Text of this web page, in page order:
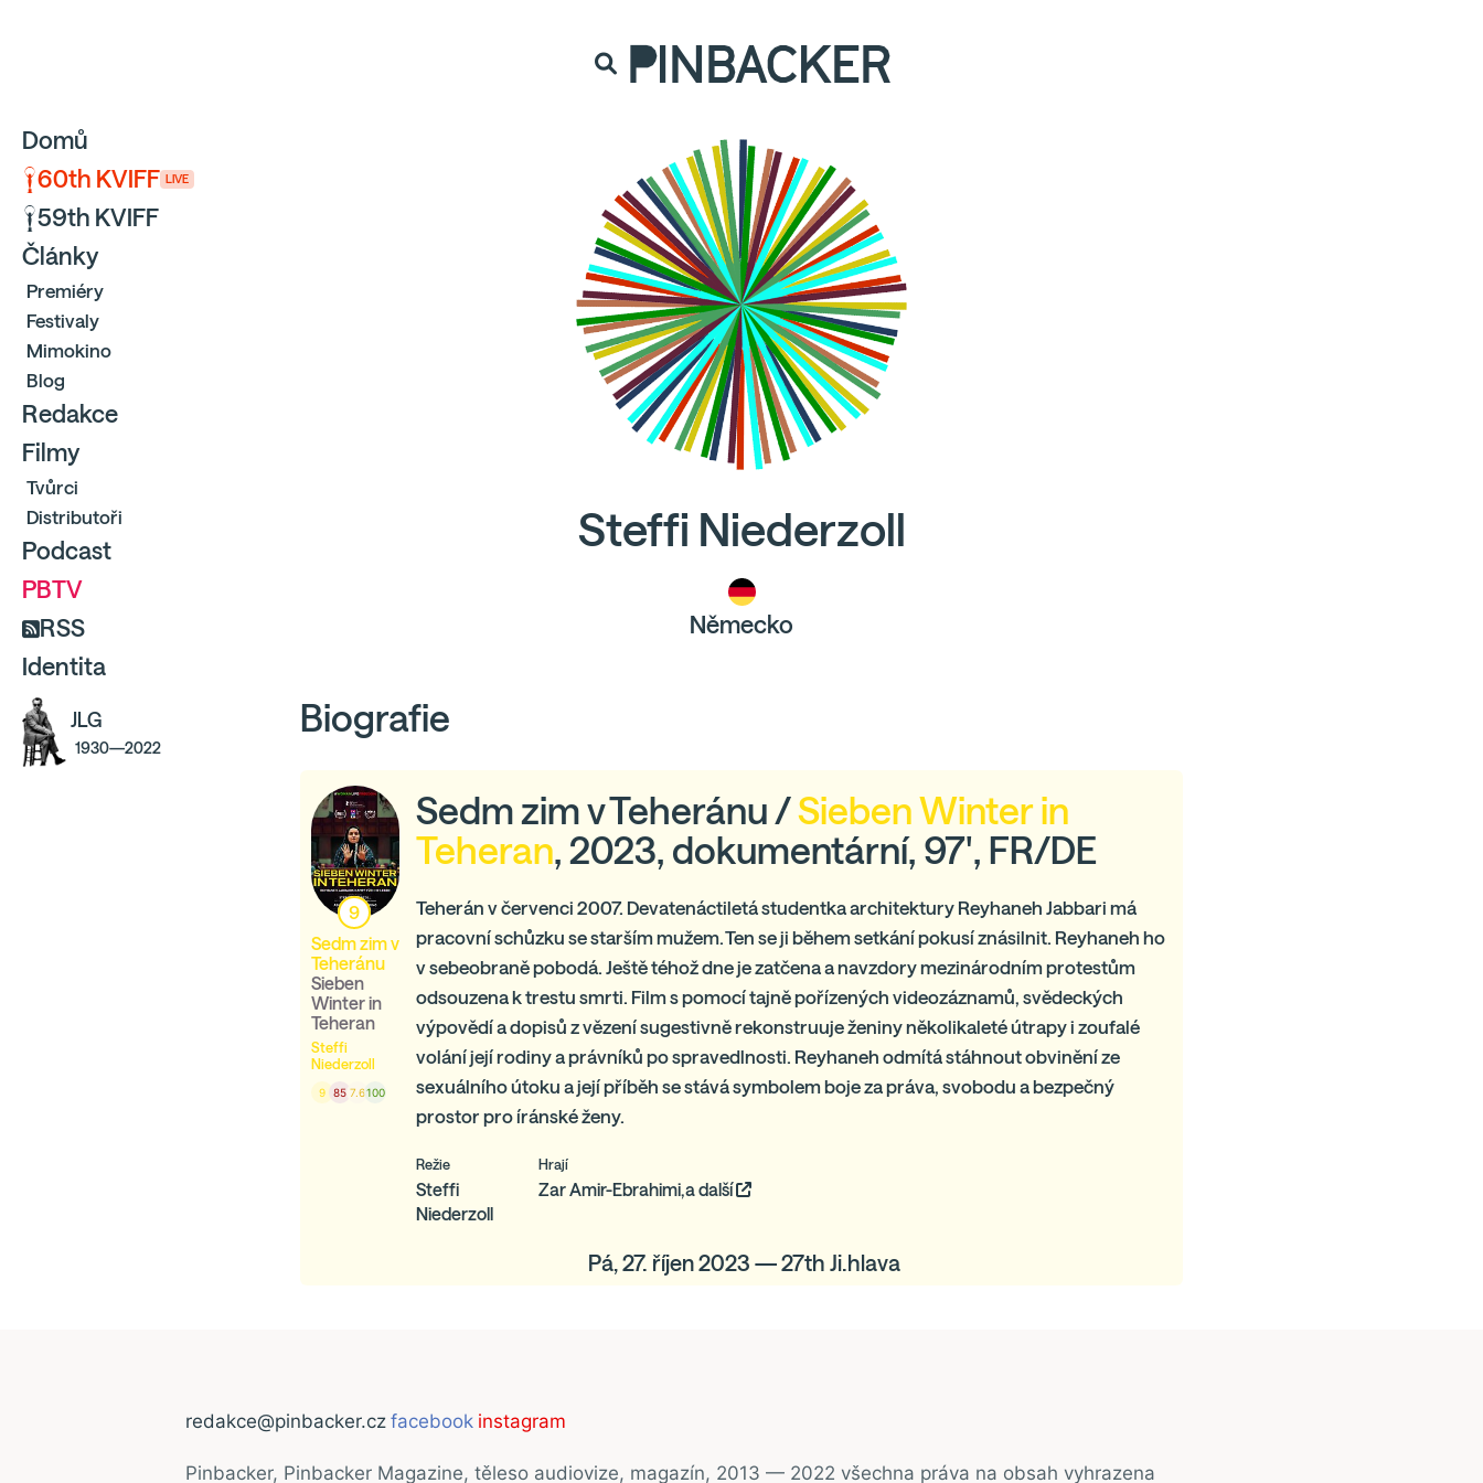
PINBACKER
Domů
60th KVIFF LIVE
59th KVIFF
Články
Premiéry
Festivaly
Mimokino
Blog
Redakce
Filmy
Tvůrci
Distributoři
Podcast
PBTV
RSS
Identita
JLG
1930—2022
Steffi Niederzoll
Německo
Biografie
9
Sedm zim v
Teheránu
Sieben
Winter in
Teheran
Steffi
Niederzoll
9 85 7.6100
Sedm zim v Teheránu /Sieben Winter in
Teheran, 2023, dokumentární, 97', FR/DE
Teherán v červenci 2007. Devatenáctiletá studentka architektury Reyhaneh Jabbari má
pracovní schůzku se starším mužem. Ten se ji během setkání pokusí znásilnit. Reyhaneh ho
v sebeobraně pobodá. Ještě téhož dne je zatčena a navzdory mezinárodním protestům
odsouzena k trestu smrti. Film s pomocí tajně pořízených videozáznamů, svědeckých
výpovědí a dopisů z vězení sugestivně rekonstruuje ženiny několikaleté útrapy i zoufalé
volání její rodiny a právníků po spravedlnosti. Reyhaneh odmítá stáhnout obvinění ze
sexuálního útoku a její příběh se stává symbolem boje za práva, svobodu a bezpečný
prostor pro íránské ženy.
Režie
Steffi
Niederzoll
Hrají
Zar Amir-Ebrahimi,a další
Pá, 27. říjen 2023 — 27th Ji.hlava
redakce@pinbacker.cz facebook instagram
Pinbacker, Pinbacker Magazine, těleso audiovize, magazín, 2013 — 2022 všechna práva na obsah vyhrazena